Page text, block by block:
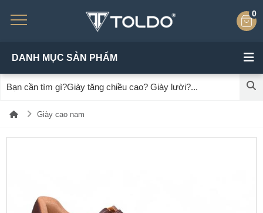
0
DANH MỤC SẢN PHẨM
Giày cao nam